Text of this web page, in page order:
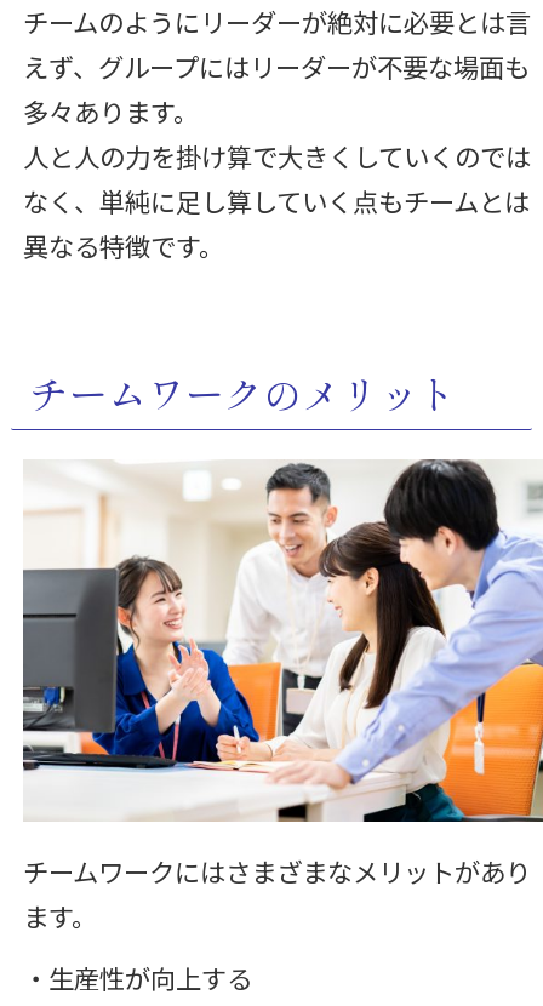
チームのようにリーダーが絶対に必要とは言
えず、グループにはリーダーが不要な場面も
多々あります。
人と人の力を掛け算で大きくしていくのでは
なく、単純に足し算していく点もチームとは
異なる特徴です。
チームワークのメリット
チームワークにはさまざまなメリットがあり
ます。
・生産性が向上する